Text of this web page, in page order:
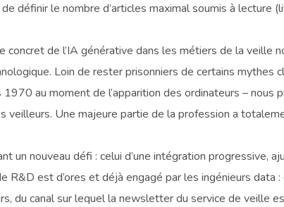
définir le nombre d’articles maximal soumis à lecture
concret de l’IA générative dans les métiers de la veille
Loin de rester prisonniers de certains mythes
au moment de l’apparition des ordinateurs – nous
veilleurs. Une majeure partie de la profession a
un nouveau défi : celui d’une intégration progressive,
R&D est d’ores et déjà engagé par les ingénieurs data
du canal sur lequel la newsletter du service de veille